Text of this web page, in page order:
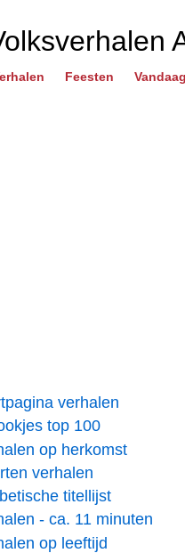
Feesten
verhalen
top 100
op herkomst
verhalen
titellijst
- ca. 11 minuten
op leeftijd